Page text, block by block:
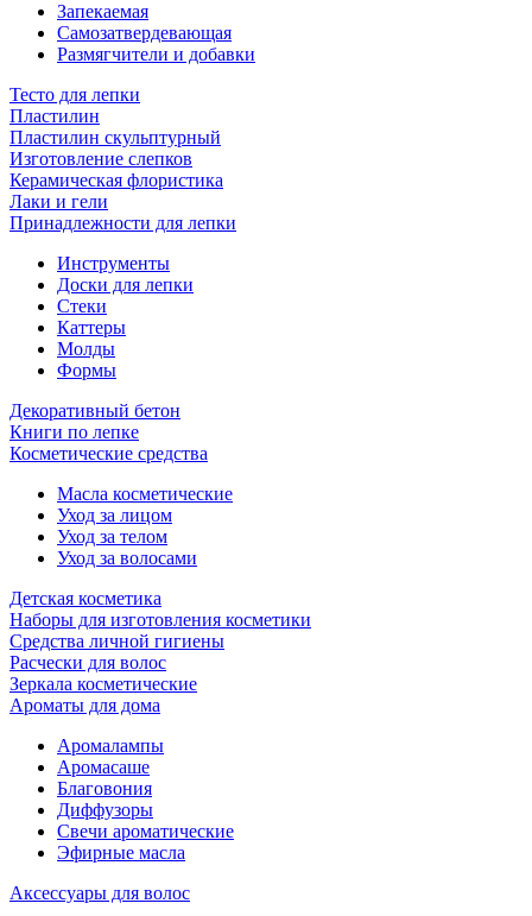
Запекаемая
Самозатвердевающая
Размягчители и добавки
Тесто для лепки
Пластилин
Пластилин скульптурный
Изготовление слепков
Керамическая флористика
Лаки и гели
Принадлежности для лепки
Инструменты
Доски для лепки
Стеки
Каттеры
Молды
Формы
Декоративный бетон
Книги по лепке
Косметические средства
Масла косметические
Уход за лицом
Уход за телом
Уход за волосами
Детская косметика
Наборы для изготовления косметики
Средства личной гигиены
Расчески для волос
Зеркала косметические
Ароматы для дома
Аромалампы
Аромасаше
Благовония
Диффузоры
Свечи ароматические
Эфирные масла
Аксессуары для волос